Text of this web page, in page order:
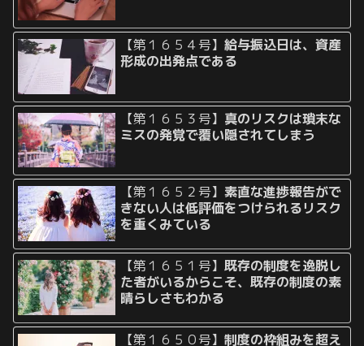
【第１６５４号】給与振込日は、資産
形成の出発点である
【第１６５３号】 真のリスクは瑣末な
ミスの発覚で覆い隠されてしまう
【第１６５２号】素直な進捗報告がで
きない人は低評価をつけられるリスク
を重くみている
【第１６５１号】既存の制度を逸脱し
た者がいるからこそ、既存の制度の素
晴らしさもわかる
【第１６５０号】制度の枠組みを超え